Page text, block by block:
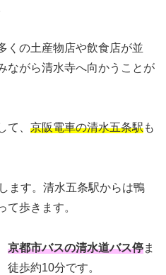
くの土産物店や飲食店が並
ながら清水寺へ向かうことが
て、 京阪電車の清水五条駅も
ます。清水五条駅からは鴨
て歩きます。
京都市バスの清水道バス停ま
徒歩約10分です。